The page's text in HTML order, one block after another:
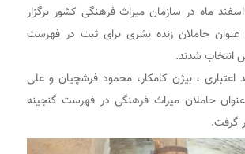
ماه در سازمان میراث فرهنگی کشور برگزار
حاملان زنده بشری برای ثبت در فهرست
انتخاب شدند.
اعتباری ، بیژن کامکار، محمود فرشچیان و علی
عنوان حاملان میراث فرهنگی در فهرست گنجینه
گرفت.